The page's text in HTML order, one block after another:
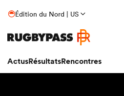
Édition du Nord | US
ActusRésultatsRencontres